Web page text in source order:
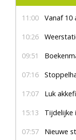
11:00 Vanaf 10
10:26
09:51 Boekenmarkt
07:16
17:07 Luk
15:13 Tijdelijke
07:57 Nieuwe